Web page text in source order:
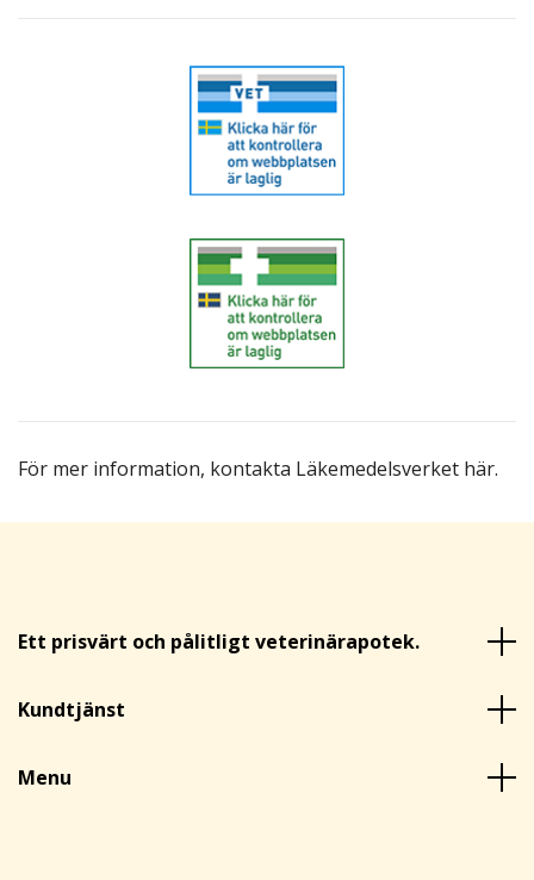
För mer information, kontakta Läkemedelsverket här.
Ett prisvärt och pålitligt veterinärapotek.
Kundtjänst
Menu